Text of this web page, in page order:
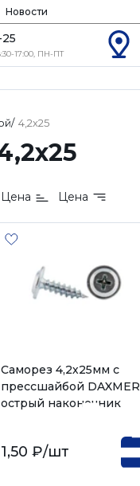
Новости
17:00, ПН-ПТ
/ 4,2х25
Цена Цена
Саморез 4,2х25мм с
прессшайбой DAXMER
острый наконечник
1,50 ₽/шт